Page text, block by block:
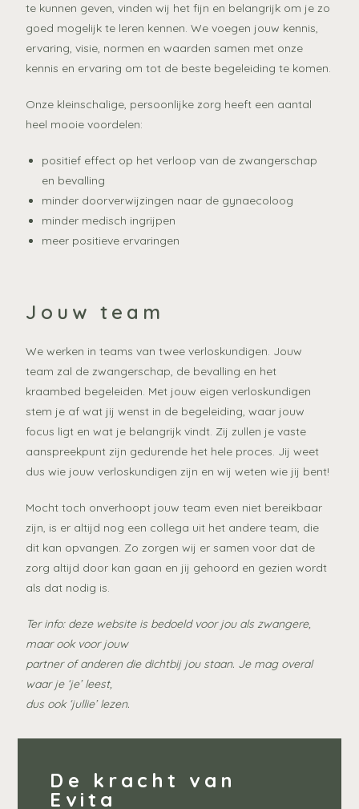
te kunnen geven, vinden wij het fijn en belangrijk om je zo
goed mogelijk te leren kennen. We voegen jouw kennis,
ervaring, visie, normen en waarden samen met onze
kennis en ervaring om tot de beste begeleiding te komen.
Onze kleinschalige, persoonlijke zorg heeft een aantal
heel mooie voordelen:
positief effect op het verloop van de zwangerschap
en bevalling
minder doorverwijzingen naar de gynaecoloog
minder medisch ingrijpen
meer positieve ervaringen
Jouw team
We werken in teams van twee verloskundigen. Jouw
team zal de zwangerschap, de bevalling en het
kraambed begeleiden. Met jouw eigen verloskundigen
stem je af wat jij wenst in de begeleiding, waar jouw
focus ligt en wat je belangrijk vindt. Zij zullen je vaste
aanspreekpunt zijn gedurende het hele proces. Jij weet
dus wie jouw verloskundigen zijn en wij weten wie jij bent!
Mocht toch onverhoopt jouw team even niet bereikbaar
zijn, is er altijd nog een collega uit het andere team, die
dit kan opvangen. Zo zorgen wij er samen voor dat de
zorg altijd door kan gaan en jij gehoord en gezien wordt
als dat nodig is.
Ter info: deze website is bedoeld voor jou als zwangere,
maar ook voor jouw
partner of anderen die dichtbij jou staan. Je mag overal
waar je ‘je’ leest,
dus ook ‘jullie’ lezen.
De kracht van
Evita